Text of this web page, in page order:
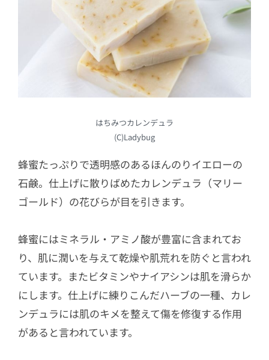
はちみつカレンデュラ
(C)Ladybug
蜂蜜たっぷりで透明感のあるほんのりイエローの
石鹸。仕上げに散りばめたカレンデュラ（マリー
ゴールド）の花びらが目を引きます。
蜂蜜にはミネラル・アミノ酸が豊富に含まれてお
り、肌に潤いを与えて乾燥や肌荒れを防ぐと言われ
ています。またビタミンやナイアシンは肌を滑らか
にします。仕上げに練りこんだハーブの一種、カレ
ンデュラには肌のキメを整えて傷を修復する作用
があると言われています。